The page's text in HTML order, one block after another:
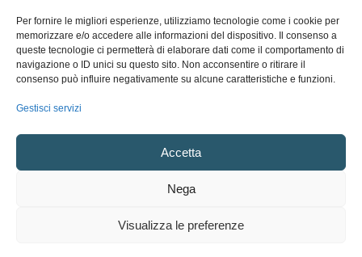
Per fornire le migliori esperienze, utilizziamo tecnologie come i cookie per
memorizzare e/o accedere alle informazioni del dispositivo. Il consenso a
queste tecnologie ci permetterà di elaborare dati come il comportamento di
navigazione o ID unici su questo sito. Non acconsentire o ritirare il
consenso può influire negativamente su alcune caratteristiche e funzioni.
Gestisci servizi
Accetta
Nega
Visualizza le preferenze
Cielo del Mese
Astronomia, Astrofisica e Cosmologia
Articoli e Risorse On-Line
Copyright © 1997 - 2024 vietata la riproduzione.
Termini e Condizioni di Vendita